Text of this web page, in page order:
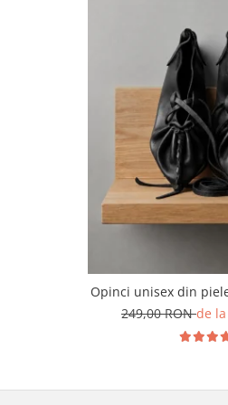
Opinci unisex din
249,00 RONde la